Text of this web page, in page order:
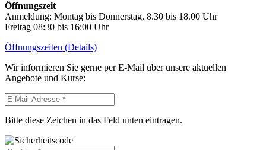
Öffnungszeit
Anmeldung: Montag bis Donnerstag, 8.30 bis 18.00 Uhr
Freitag 08:30 bis 16:00 Uhr
Öffnungszeiten (Details)
Wir informieren Sie gerne per E-Mail über unsere aktuellen
Angebote und Kurse:
Bitte diese Zeichen in das Feld unten eintragen.